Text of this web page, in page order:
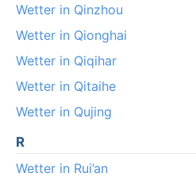
Wetter in Qinzhou
Wetter in Qionghai
Wetter in Qiqihar
Wetter in Qitaihe
Wetter in Qujing
R
Wetter in Rui’an